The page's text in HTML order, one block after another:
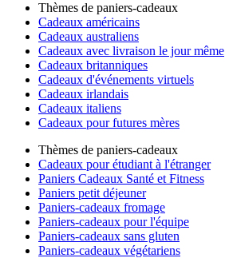
Thèmes de paniers-cadeaux
Cadeaux américains
Cadeaux australiens
Cadeaux avec livraison le jour même
Cadeaux britanniques
Cadeaux d'événements virtuels
Cadeaux irlandais
Cadeaux italiens
Cadeaux pour futures mères
Thèmes de paniers-cadeaux
Cadeaux pour étudiant à l'étranger
Paniers Cadeaux Santé et Fitness
Paniers petit déjeuner
Paniers-cadeaux fromage
Paniers-cadeaux pour l'équipe
Paniers-cadeaux sans gluten
Paniers-cadeaux végétariens